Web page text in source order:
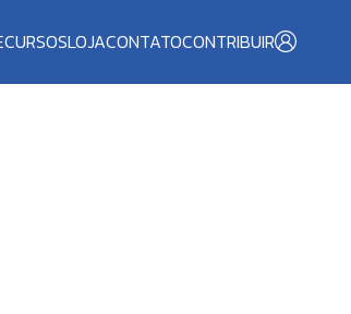
LOJACONTATOCONTRIBUIR